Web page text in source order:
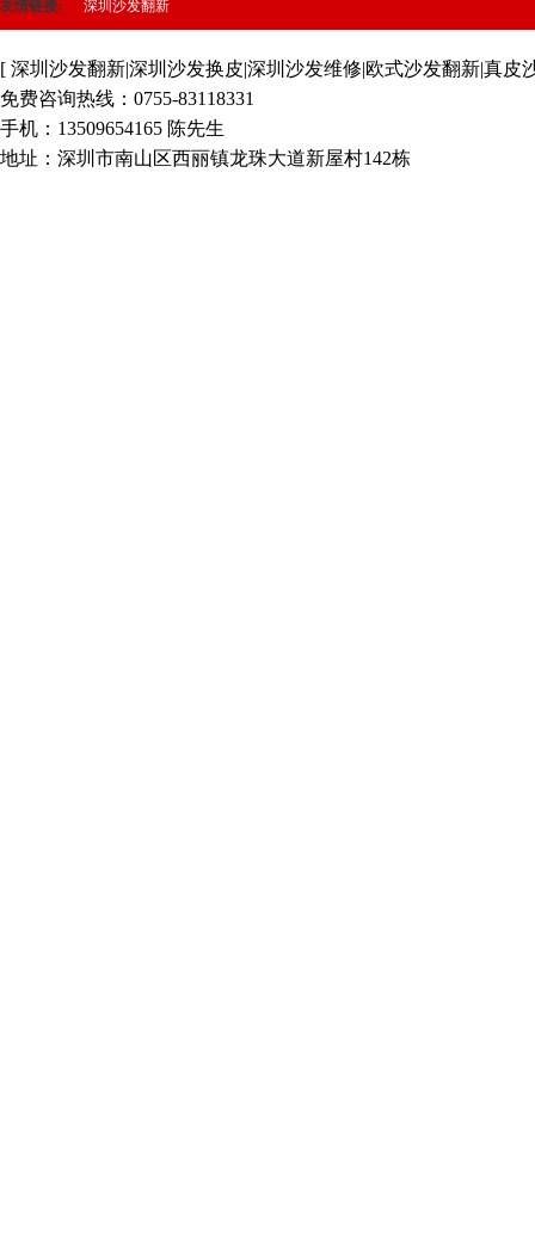
友情链接: 深圳沙发翻新
[ 深圳沙发翻新|深圳沙发换皮|深圳沙发维修|欧式沙发翻新|真
免费咨询热线：0755-83118331
手机：13509654165 陈先生
地址：深圳市南山区西丽镇龙珠大道新屋村142栋